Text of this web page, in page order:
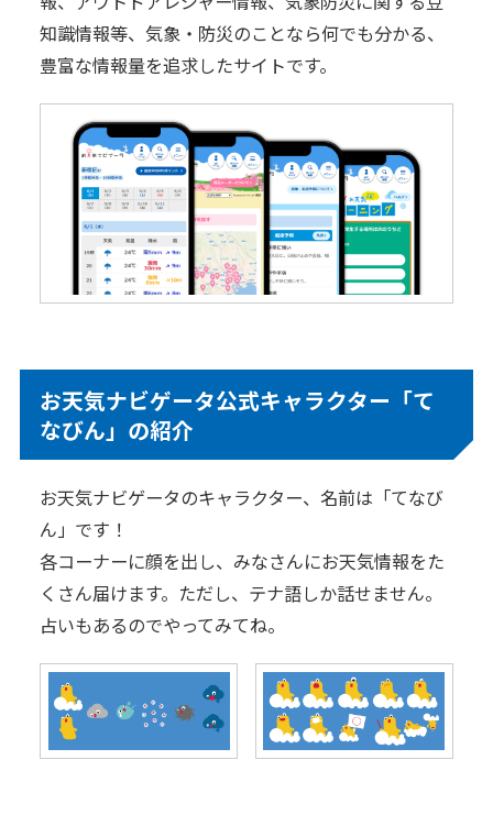
知識情報等、気象・防災のことなら何でも分かる、
豊富な情報量を追求したサイトです。
お天気ナビゲータ公式キャラクター「て
なびん」の紹介
お天気ナビゲータのキャラクター、名前は「てなび
ん」です！
各コーナーに顔を出し、みなさんにお天気情報をた
くさん届けます。ただし、テナ語しか話せません。
占いもあるのでやってみてね。